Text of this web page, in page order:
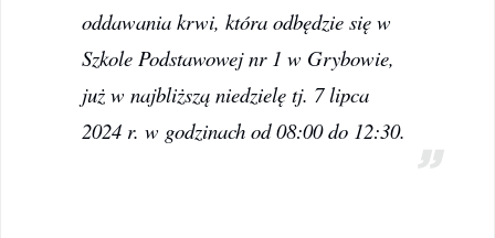
oddawania krwi, która odbędzie się w
Szkole Podstawowej nr 1 w Grybowie,
już w najbliższą niedzielę tj. 7 lipca
2024 r. w godzinach od 08:00 do 12:30.